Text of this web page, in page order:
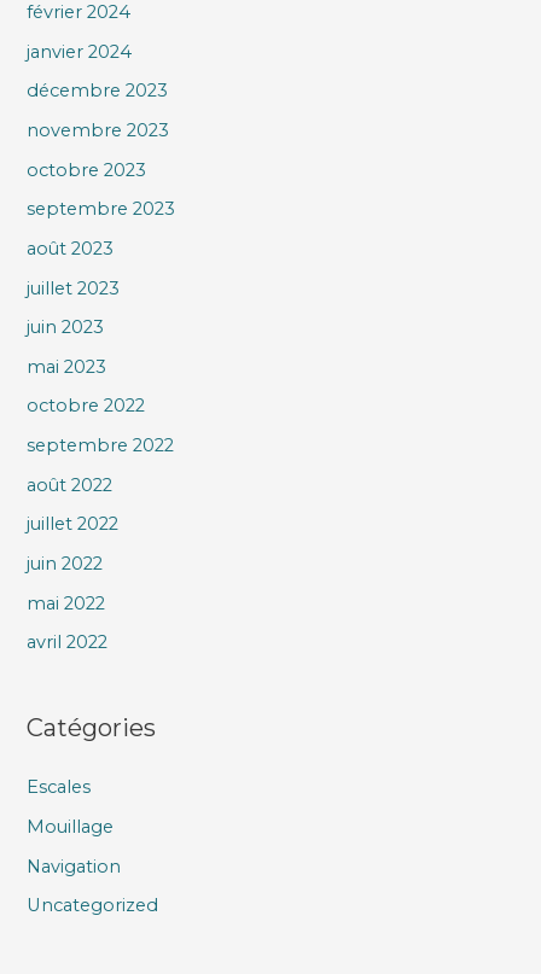
février 2024
janvier 2024
décembre 2023
novembre 2023
octobre 2023
septembre 2023
août 2023
juillet 2023
juin 2023
mai 2023
octobre 2022
septembre 2022
août 2022
juillet 2022
juin 2022
mai 2022
avril 2022
Catégories
Escales
Mouillage
Navigation
Uncategorized